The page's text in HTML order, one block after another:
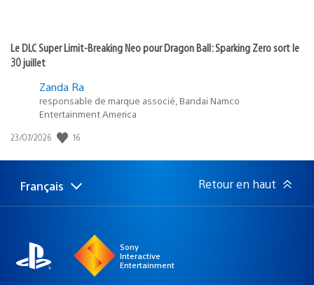
Le DLC Super Limit-Breaking Neo pour Dragon Ball: Sparking Zero sort le
30 juillet
Zanda Ra
responsable de marque associé, Bandai Namco
Entertainment America
Date
publication
23/07/2026 16
Choisir
une
Région
actuelle
Français Retour en haut
Sony
Interactive
Entertainment